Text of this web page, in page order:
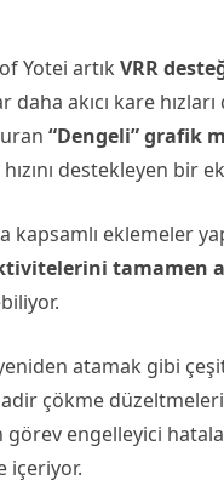
Yotei artık VRR
akıcı kare hızları
“Dengeli” grafik
destekleyen bir
kapsamlı eklemeler
tamamen
atamak gibi
çökme
engelleyici
içeriyor.